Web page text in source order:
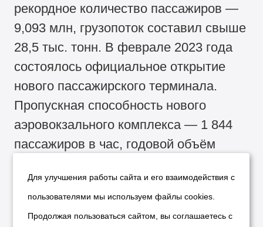
рекордное количество пассажиров —
9,093 млн, грузопоток составил свыше
28,5 тыс. тонн. В феврале 2023 года
состоялось официальное открытие
нового пассажирского терминала.
Пропускная способность нового
аэровокзального комплекса — 1 844
пассажиров в час, годовой объём
12 млн пассажиров в год.
Через Новосибирск проходят три
Для улучшения работы сайта и его взаимодействия с
пользователями мы используем файлы cookies.
Продолжая пользоваться сайтом, вы соглашаетесь с